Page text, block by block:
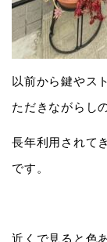
以前から鍵やス
ただきながらし
長年利用されて
です。
近くで見ると色